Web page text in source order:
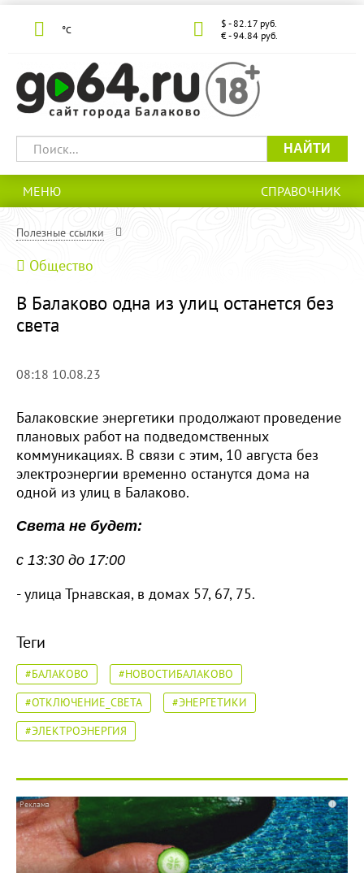
°С
$ - 82.17 руб.
€ - 94.84 руб.
НАЙТИ
МЕНЮ СПРАВОЧНИК
Полезные ссылки
Общество
В Балаково одна из улиц останется без
света
08:18 10.08.23
Балаковские энергетики продолжают проведение
плановых работ на подведомственных
коммуникациях. В связи с этим, 10 августа без
электроэнергии временно останутся дома на
одной из улиц в Балаково.
Света не будет:
с 13:30 до 17:00
- улица Трнавская, в домах 57, 67, 75.
Теги
#БАЛАКОВО
#НОВОСТИБАЛАКОВО
#ОТКЛЮЧЕНИЕ_СВЕТА
#ЭНЕРГЕТИКИ
#ЭЛЕКТРОЭНЕРГИЯ
i